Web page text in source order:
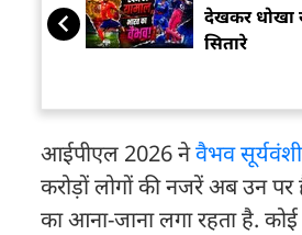
देखकर धोखा
सितारे
आईपीएल 2026 नेवैभव सूर्यवंशी
करोड़ों लोगों की नजरें अब उन
का आना-जाना लगा रहता है.